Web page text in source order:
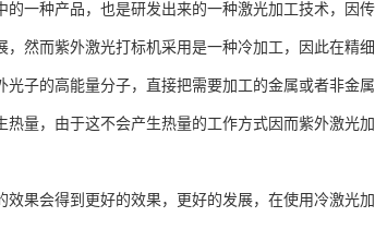
的一种产品，也是研发出来的一种激光加工技术，因
然而紫外激光打标机采用是一种冷加工，因此在精
光子的高能量分子，直接把需要加工的金属或者非金
量，由于这不会产生热量的工作方式因而紫外激光
效果会得到更好的效果，更好的发展，在使用冷激光